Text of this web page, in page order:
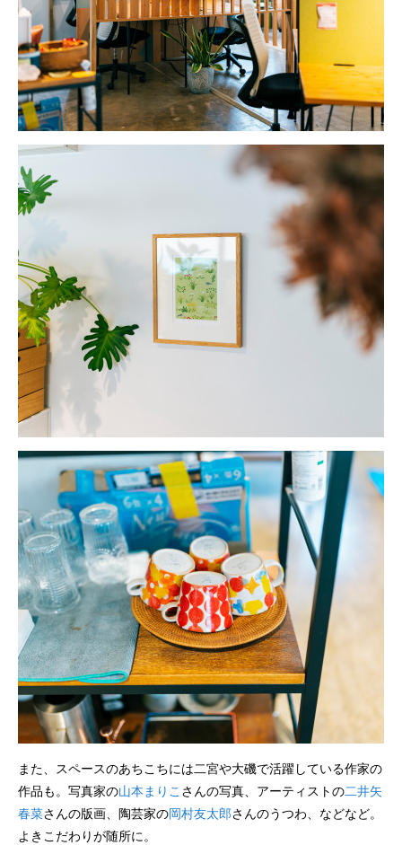
また、スペースのあちこちには二宮や大磯で活躍している作家の
作品も。写真家の山本まりこ さんの写真、アーティストの二井矢
春菜さんの版画、陶芸家の岡村友太郎さんのうつわ、などなど。
よきこだわりが随所に。